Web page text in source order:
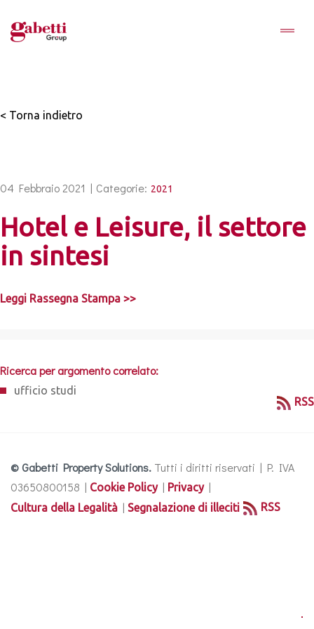
< Torna indietro
04 Febbraio 2021 | Categorie: 2021
Hotel e Leisure, il settore
in sintesi
Leggi Rassegna Stampa >>
Ricerca per argomento correlato:
ufficio studi
RSS
© Gabetti Property Solutions. Tutti i diritti riservati | P. IVA
03650800158 | Cookie Policy| Privacy|
Cultura della Legalità | Segnalazione di illeciti RSS